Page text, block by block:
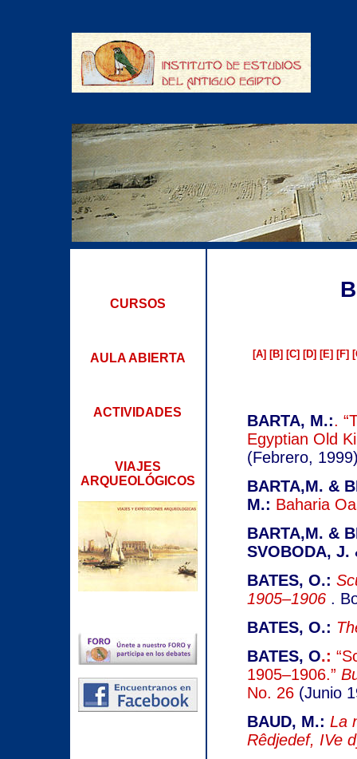
CURSOS
AULA ABIERTA
ACTIVIDADES
VIAJES
ARQUEOLÓGICOS
[A] [B] [C] [D] [E] [F]
BARTA, M.:.
Egyptian Old
(Febrero,
BARTA,M. &
M.: Baharia
BARTA,M. &
SVOBODA, J.
BATES, O.:
1905–1906.
BATES, O.:
BATES, O.:
1905–1906.”
No. 26 (Junio
BAUD, M.: La
Rêdjedef, IVe